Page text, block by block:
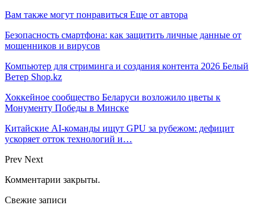
Вам также могут понравиться Еще от автора
Безопасность смартфона: как защитить личные данные от
мошенников и вирусов
Компьютер для стриминга и создания контента 2026 Белый
Ветер Shop.kz
Хоккейное сообщество Беларуси возложило цветы к
Монументу Победы в Минске
Китайские AI-команды ищут GPU за рубежом: дефицит
ускоряет отток технологий и…
Prev Next
Комментарии закрыты.
Свежие записи